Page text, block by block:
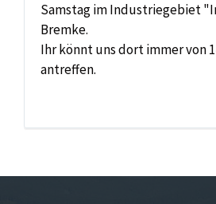
Samstag im Industriegebiet
Bremke.
Ihr könnt uns dort immer von
antreffen.